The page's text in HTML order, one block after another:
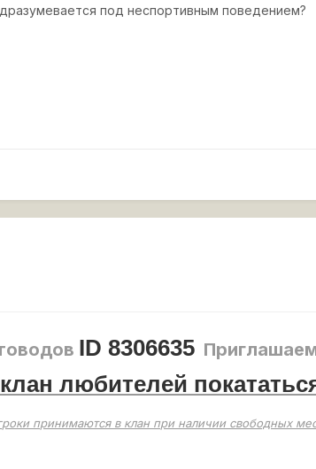
под неспортивным поведением?
ID 8306635
любителей
принимаются в клан при наличии свободных